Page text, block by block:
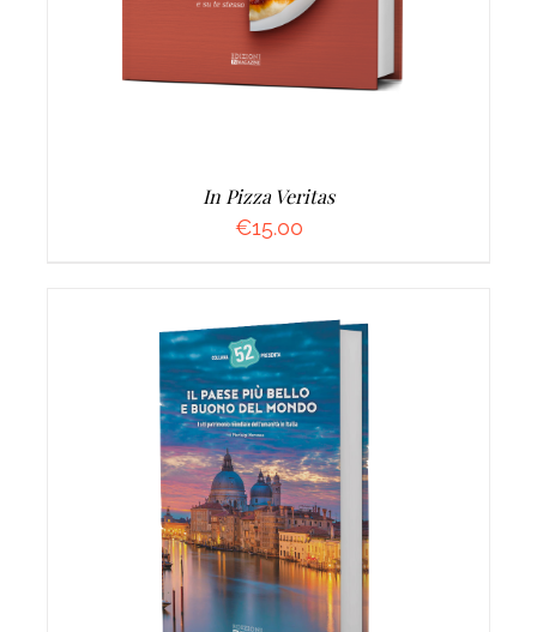
In Pizza Veritas
€15.00
AGGIUNGI AL CARRELLO /